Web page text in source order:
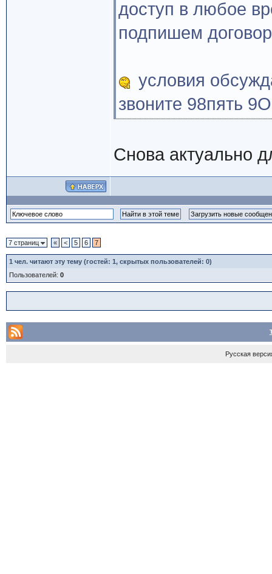
доступ в любое
подпишем
условия
звоните 98пять
Снова актуально
7 страниц « < 5 6 7
1 чел. читают эту тему (гостей: 1, скрытых пользователей: 0)
Пользователей: 0
Русская